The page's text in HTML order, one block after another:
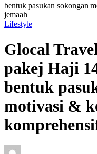
bentuk pasukan sokongan
jemaah
Lifestyle
Glocal
pakej Haji
bentuk
motivasi &